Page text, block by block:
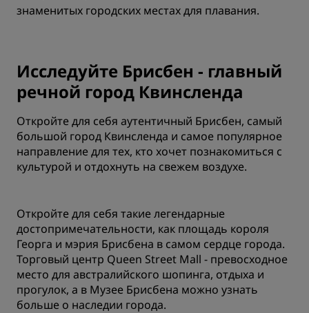
знаменитых городских местах для плавания.
Исследуйте Брисбен - главный
речной город Квинсленда
Откройте для себя аутентичный Брисбен, самый
большой город Квинсленда и самое популярное
направление для тех, кто хочет познакомиться с
культурой и отдохнуть на свежем воздухе.
Откройте для себя такие легендарные
достопримечательности, как площадь короля
Георга и мэрия Брисбена в самом сердце города.
Торговый центр Queen Street Mall - превосходное
место для австралийского шопинга, отдыха и
прогулок, а в Музее Брисбена можно узнать
больше о наследии города.